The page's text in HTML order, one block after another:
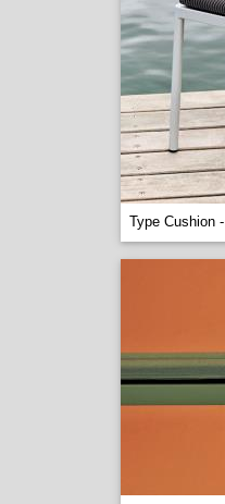
Type Cushion -